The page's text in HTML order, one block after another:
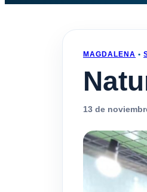
MAGDALENA •
13 de